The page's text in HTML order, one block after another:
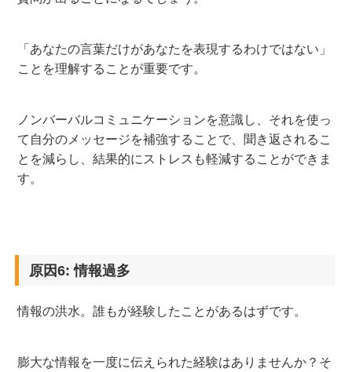
「あなたの言葉だけがあなたを表現するわけではない」
ことを理解することが重要です。
ノンバーバルコミュニケーションを意識し、それを使っ
て自分のメッセージを補強することで、聞き返されるこ
とを減らし、結果的にストレスも軽減することができま
す。
原因6: 情報過多
情報の洪水。誰もが経験したことがあるはずです。
膨大な情報を一度に伝えられた経験はありませんか？そ